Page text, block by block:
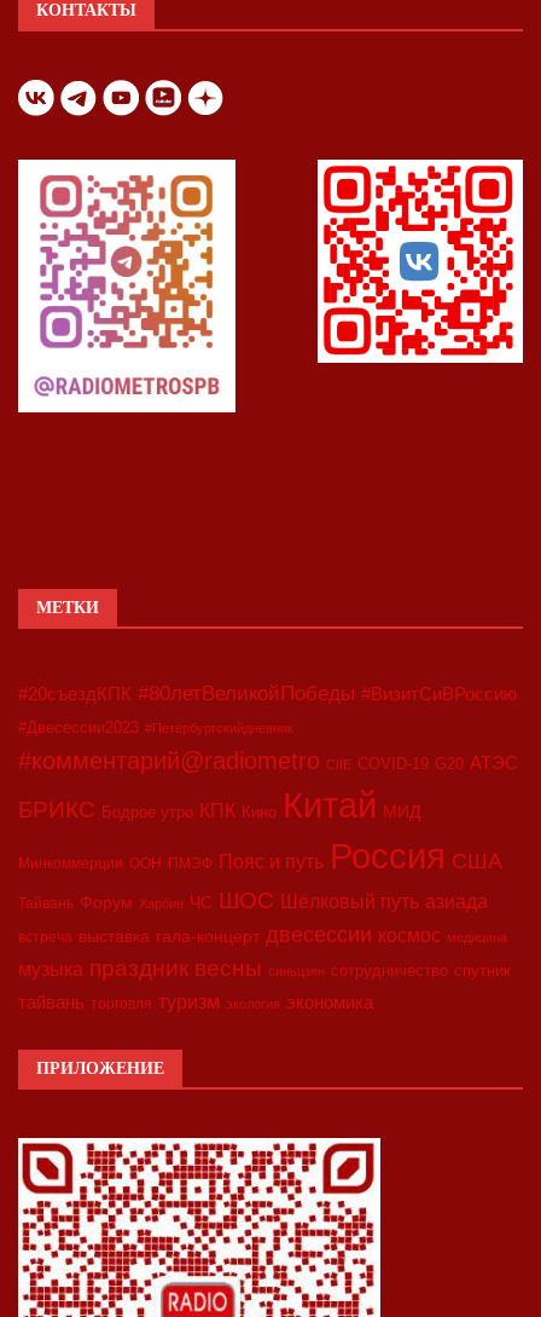
КОНТАКТЫ
МЕТКИ
#20съездКПК #80летВеликойПобеды #ВизитСиВРоссию
#Двесессии2023 #Петербургскийдневник
#комментарий@radiometro CIIE COVID-19 G20 АТЭС
БРИКС Бодрое утро КПК Кино Китай МИД
Минкоммерции ООН ПМЭФ Пояс и путь Россия США
Тайвань Форум Харбин ЧС ШОС Шёлковый путь азиада
встреча выставка гала-концерт двесессии космос медицина
музыка праздник весны синьцзян сотрудничество спутник
тайвань торговля туризм экология экономика
ПРИЛОЖЕНИЕ